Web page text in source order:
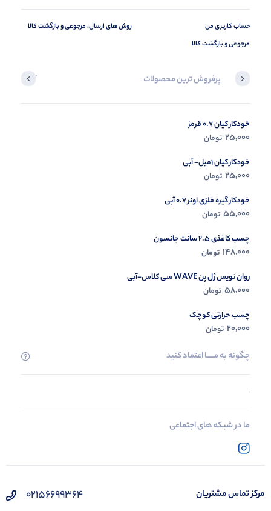
حساب کاربری من
مرجوعی و بازگشت کالا
روش های ارسال، مرجوعی و بازگشت کالا
پرفروش ترین محصولات آخرین
خودکار کیان 0.7 قرمز
25,000 تومان
خودکار کیان 1میل- آبی
25,000 تومان
خودکار گیره فلزی اونر 0.7 آبی
55,000 تومان
چسب کاغذی 2.5 سانت جانسون
148,000 تومان
روان نویس ژل پن WAVE سی کلاس-آبی
58,000 تومان
چسب حرارتی کوچک
20,000 تومان
چگونه به مــــــا اعتماد کنید
ما در شبکه های اجتماعی
مرکز تماس مشتریان 02156699364